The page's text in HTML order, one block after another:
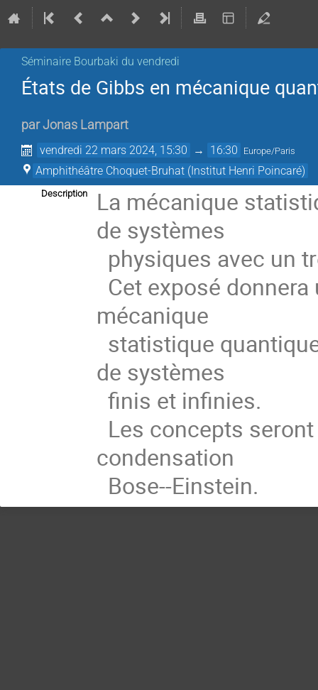
Séminaire Bourbaki du vendredi
États de Gibbs en mécanique
parJonas Lampart
vendredi 22 mars 2024, 15:30 → 16:30 Europe/Paris
Amphithéâtre Choquet-Bruhat (Institut Henri Poincaré)
Description
La mécanique
de systèmes
physiques avec un
Cet exposé
mécanique
statistique
de systèmes
finis et infinies.
Les concepts
condensation
Bose--Einstein.